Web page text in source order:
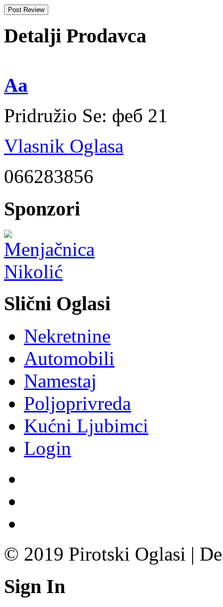
Detalji Prodavca
Aa
Pridružio Se: феб 21
Vlasnik Oglasa
066283856
Sponzori
Slični Oglasi
Nekretnine
Automobili
Namestaj
Poljoprivreda
Kućni Ljubimci
Login
© 2019 Pirotski Oglasi |
Sign In